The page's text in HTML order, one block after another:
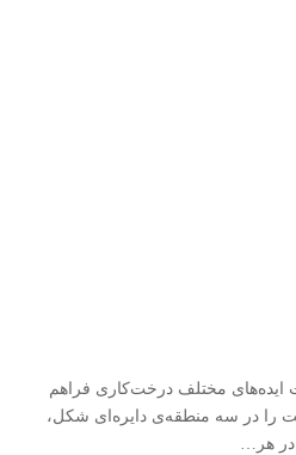
ایده‌های مختلف درخت‌کاری فراهم
قرار است ۱۰ درخت را در سه منطقه‌ی دایره‌ای شکل،
در هر…